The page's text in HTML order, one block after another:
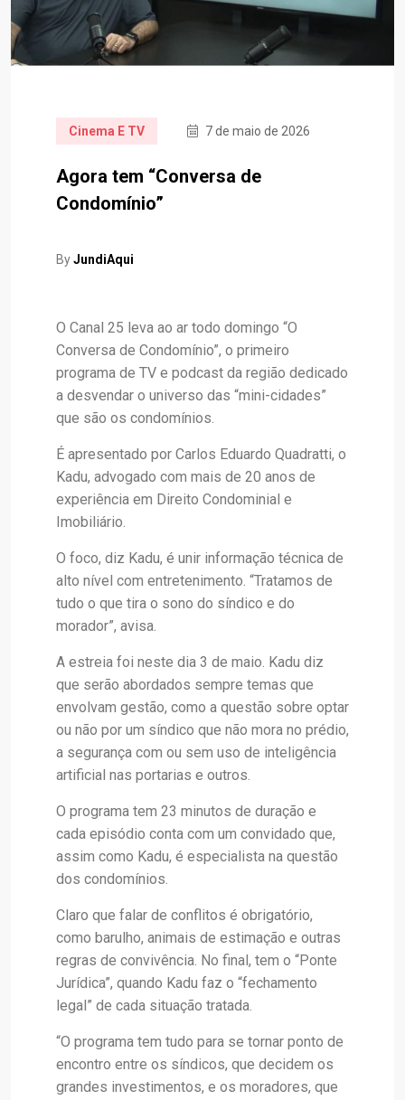
Cinema E TV 7 de maio de 2026
Agora tem “Conversa de
Condomínio”
ByJundiAqui
O Canal 25 leva ao ar todo domingo “O
Conversa de Condomínio”, o primeiro
programa de TV e podcast da região dedicado
a desvendar o universo das “mini-cidades”
que são os condomínios.
É apresentado por Carlos Eduardo Quadratti, o
Kadu, advogado com mais de 20 anos de
experiência em Direito Condominial e
Imobiliário.
O foco, diz Kadu, é unir informação técnica de
alto nível com entretenimento. “Tratamos de
tudo o que tira o sono do síndico e do
morador”, avisa.
A estreia foi neste dia 3 de maio. Kadu diz
que serão abordados sempre temas que
envolvam gestão, como a questão sobre optar
ou não por um síndico que não mora no prédio,
a segurança com ou sem uso de inteligência
artificial nas portarias e outros.
O programa tem 23 minutos de duração e
cada episódio conta com um convidado que,
assim como Kadu, é especialista na questão
dos condomínios.
Claro que falar de conflitos é obrigatório,
como barulho, animais de estimação e outras
regras de convivência. No final, tem o “Ponte
Jurídica”, quando Kadu faz o “fechamento
legal” de cada situação tratada.
“O programa tem tudo para se tornar ponto de
encontro entre os síndicos, que decidem os
grandes investimentos, e os moradores, que